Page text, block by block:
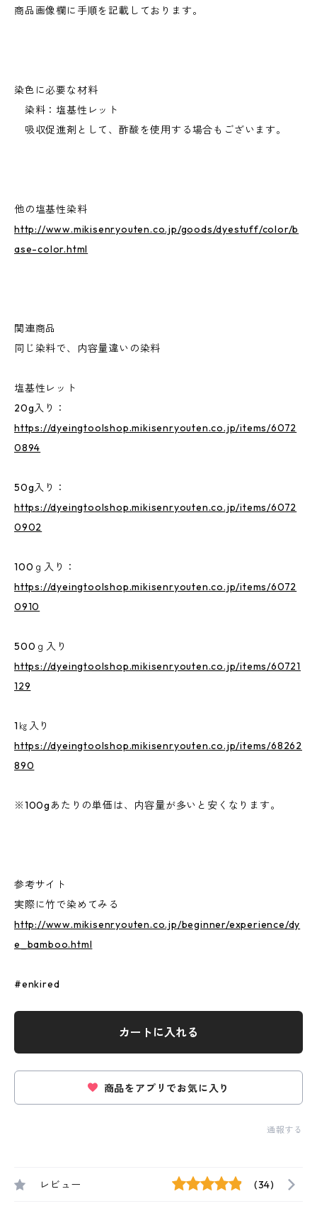
商品画像欄に手順を記載しております。
染色に必要な材料
染料：塩基性レット
吸収促進剤として、酢酸を使用する場合もございます。
他の塩基性染料
http://www.mikisenryouten.co.jp/goods/dyestuff/color/b
ase-color.html
関連商品
同じ染料で、内容量違いの染料
塩基性レット
20g入り：
https://dyeingtoolshop.mikisenryouten.co.jp/items/6072
0894
50g入り：
https://dyeingtoolshop.mikisenryouten.co.jp/items/6072
0902
100ｇ入り：
https://dyeingtoolshop.mikisenryouten.co.jp/items/6072
0910
500ｇ入り
https://dyeingtoolshop.mikisenryouten.co.jp/items/60721
129
1㎏入り
https://dyeingtoolshop.mikisenryouten.co.jp/items/68262
890
※100gあたりの単価は、内容量が多いと安くなります。
参考サイト
実際に竹で染めてみる
http://www.mikisenryouten.co.jp/beginner/experience/dy
e_bamboo.html
#enkired
カートに入れる
商品をアプリでお気に入り
通報する
レビュー (34)